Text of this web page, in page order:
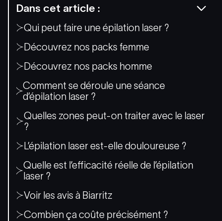
Dans cet article :
Qui peut faire une épilation laser ?
Découvrez nos packs femme
Découvrez nos packs homme
Comment se déroule une séance
d’épilation laser ?
Quelles zones peut-on traiter avec le laser
?
L’épilation laser est-elle douloureuse ?
Quelle est l’efficacité réelle de l’épilation
laser ?
Voir les avis à Biarritz
Combien ça coûte précisément ?